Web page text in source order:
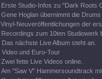
Erste Studio-Infos zu "Dark Roots
Gene Hoglan übernimmt die Drums
Vinyl-Neuveröffentlichungen der
Recordings zum 10ten Studiowerk
Das nächste Live Album steht an.
Video und Euro-Tour
Zwei fette Live Videos online.
Am "Saw V" Hammersoundtrack